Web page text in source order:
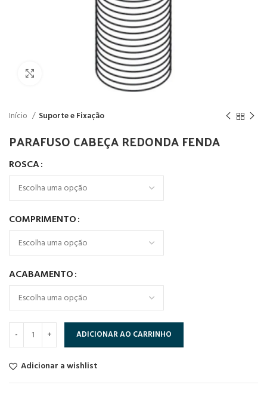
Click to enlarge
Início Suporte e Fixação
PARAFUSO CABEÇA REDONDA FENDA
ROSCA
COMPRIMENTO
ACABAMENTO
ADICIONAR AO CARRINHO
Adicionar a wishlist